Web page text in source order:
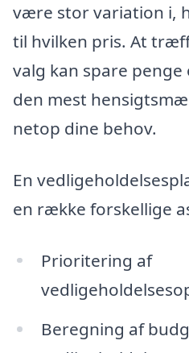
være stor variation i,
til hvilken pris. At
valg kan spare
den mest
netop dine behov.
En
en række forskellige
Prioritering af
Beregning af